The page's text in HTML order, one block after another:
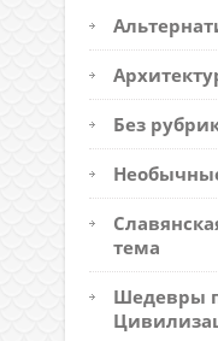
Без
тема
Шедевры